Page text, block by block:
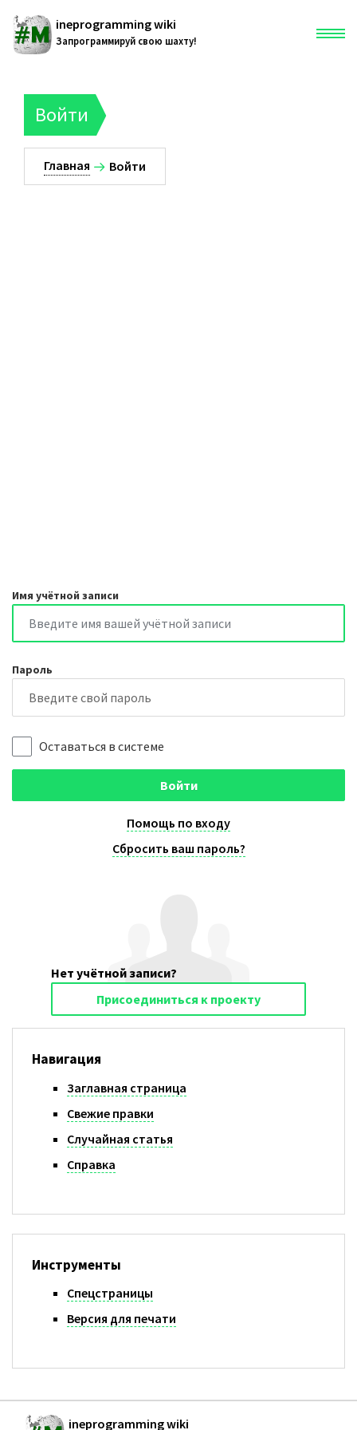
ineprogramming wiki
Запрограммируй свою шахту!
185.69.155.87
Войти
Главная Войти
Имя учётной записи
Пароль
Оставаться в системе
Войти
Помощь по входу
Сбросить ваш пароль?
Нет учётной записи?
Присоединиться к проекту
Навигация
Заглавная страница
Свежие правки
Случайная статья
Справка
Инструменты
Спецстраницы
Версия для печати
ineprogramming wiki